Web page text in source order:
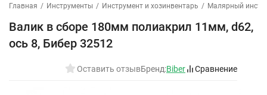
Главная / Инструменты / Инструмент и хозинвентарь / Малярный
Валик в сборе 180мм полиакрил 11мм, d62,
ось 8, Бибер 32512
Оставить отзывБренд:Biber Сравнение